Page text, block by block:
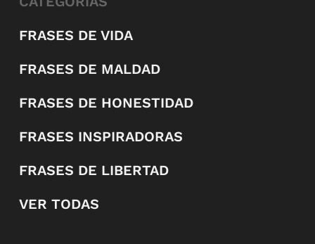
FRASES DE VIDA
FRASES DE MALDAD
FRASES DE HONESTIDAD
FRASES INSPIRADORAS
FRASES DE LIBERTAD
VER TODAS